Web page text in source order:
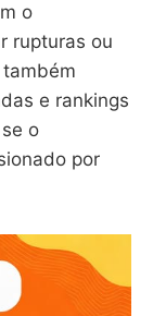
o
rupturas ou
e rankings
o
por